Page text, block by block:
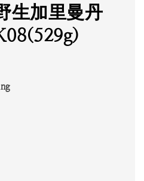
生加里曼丹